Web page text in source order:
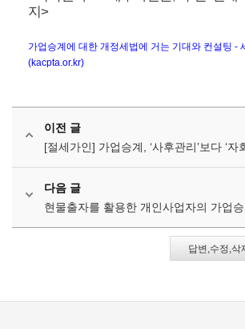
지>
가업승계에 대한 개정세법에 거는 기대와 컨설팅 -
(kacpta.or.kr)
이전 글
[절세가인] 가업승계, ‘사후관리’보다 ‘자
다음 글
현물출자를 활용한 개인사업자의 가업승
답변,수정,삭